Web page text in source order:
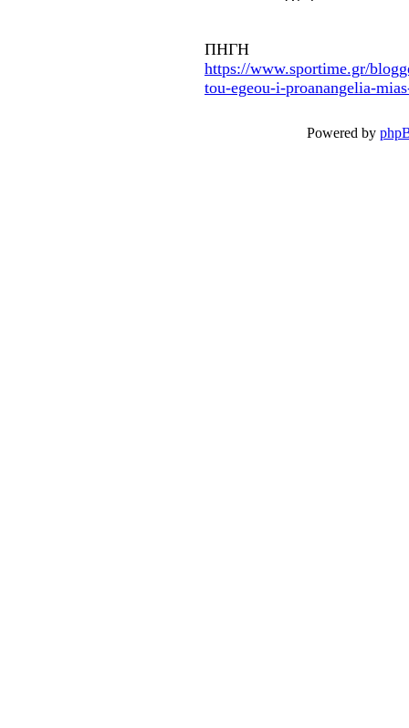
ΠΗΓΗ
https://www.sportime.gr/
tou-egeou-i-proanangelia-
Powered by